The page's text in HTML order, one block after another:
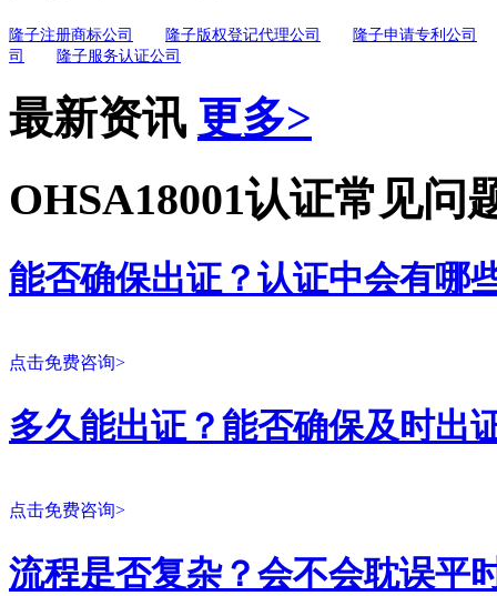
隆子注册商标公司 隆子版权登记代理公司
隆子申请专利公司
司
隆子服务认证公司
最新资讯 更多>
OHSA18001认证常见问
能否确保出证？认证中会有哪
点击免费咨询>
多久能出证？能否确保及时出
点击免费咨询>
流程是否复杂？会不会耽误平